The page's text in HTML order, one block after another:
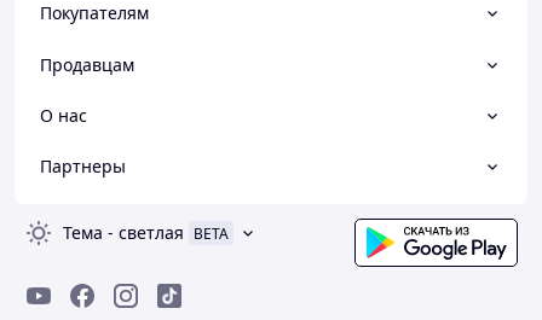
Покупателям
Продавцам
О нас
Партнеры
Тема - светлая BETA